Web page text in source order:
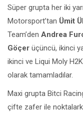
Süper grupta her iki
Motorsport’tan Ümit
Team’den Andrea
Göçer üçüncü, ikinci
ikinci ve Liqui Moly
olarak tamamladılar.
Maxi grupta Bitci
çifte zafer ile